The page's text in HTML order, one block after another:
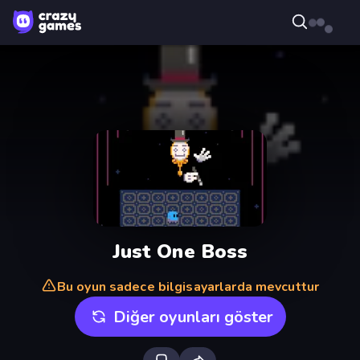
Just One Boss
Bu oyun sadece bilgisayarlarda mevcuttur
Diğer oyunları göster